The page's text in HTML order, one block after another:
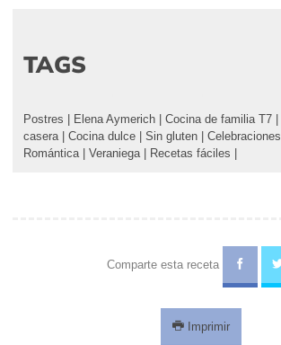
TAGS
Postres | Elena Aymerich | Cocina de familia T7 |
casera | Cocina dulce | Sin gluten | Celebraciones
Romántica | Veraniega | Recetas fáciles |
Comparte esta receta
Imprimir